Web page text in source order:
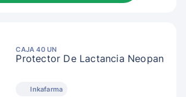
CAJA 40 UN
Protector De Lactancia Neopan
Inkafarma